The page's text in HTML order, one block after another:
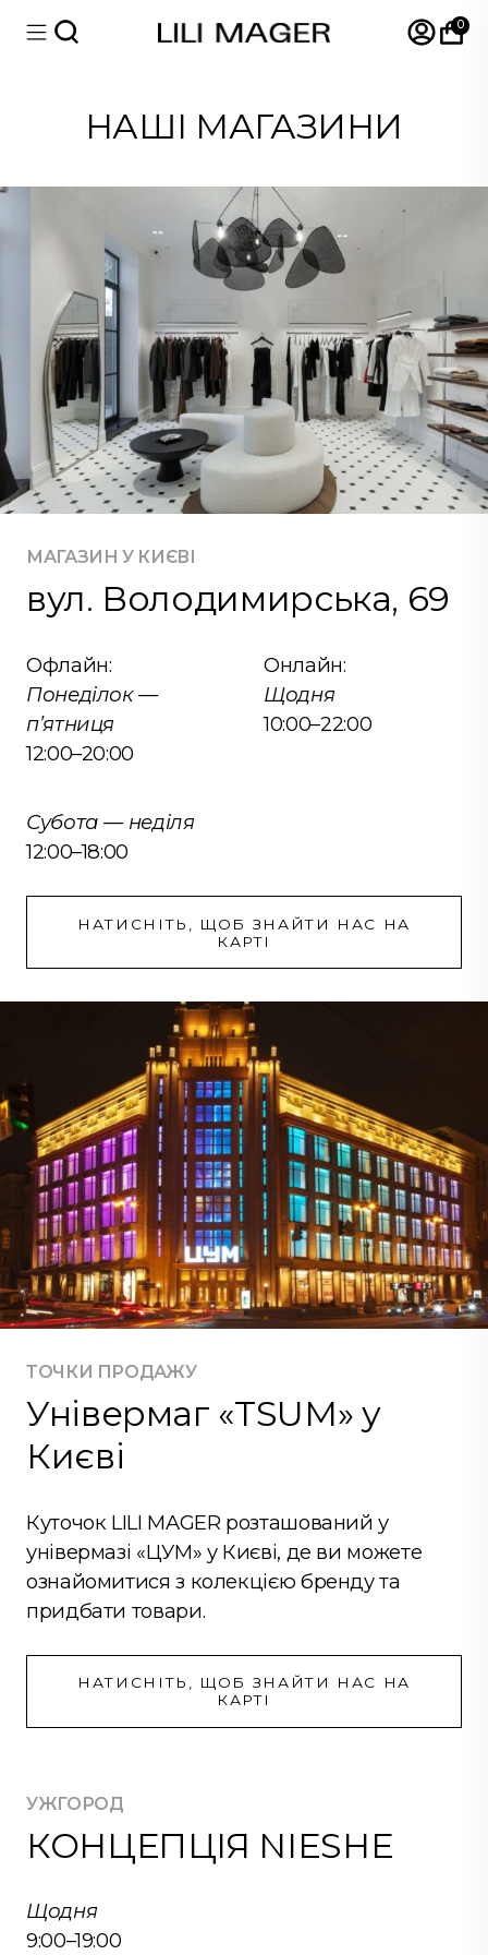
0
НАШІ МАГАЗИНИ
МАГАЗИН У КИЄВІ
вул. Володимирська, 69
Офлайн:
Понеділок —
п’ятниця
12:00–20:00
Онлайн:
Щодня
10:00–22:00
Субота — неділя
12:00–18:00
НАТИСНІТЬ, ЩОБ ЗНАЙТИ НАС НА
КАРТІ
ТОЧКИ ПРОДАЖУ
Універмаг «TSUM» у
Києві
Куточок LILI MAGER розташований у
універмазі «ЦУМ» у Києві, де ви можете
ознайомитися з колекцією бренду та
придбати товари.
НАТИСНІТЬ, ЩОБ ЗНАЙТИ НАС НА
КАРТІ
УЖГОРОД
КОНЦЕПЦІЯ NIESHE
Щодня
9:00–19:00